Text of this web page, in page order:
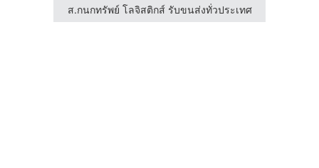
ส.กนกทรัพย์ โลจิสติกส์ รับขนส่งทั่วประเทศ